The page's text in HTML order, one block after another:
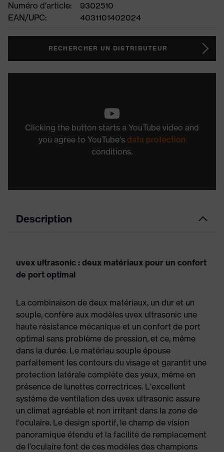
Numéro d'article:
9302510
EAN/UPC:
4031101402024
RECHERCHER UN DISTRIBUTEUR
Clicking the button starts a YouTube video and
you agree to YouTube's data protection
conditions.
Description
uvex ultrasonic : deux matériaux pour un confort
de port optimal
La combinaison de deux matériaux, un dur et un
souple, confère aux modèles uvex ultrasonic une
haute résistance mécanique et un confort de port
optimal sans problème de pression, et ce, même
dans la durée. Le matériau souple épouse
parfaitement les contours du visage et garantit une
protection latérale complète des yeux, même en
présence de lunettes correctrices. L'excellent
système de ventilation des uvex ultrasonic assure
un climat agréable et non irritant dans la zone de
l'oculaire. Le design sportif, le champ de vision
panoramique étendu et la facilité de remplacement
de l'oculaire font de ces modèles des champions